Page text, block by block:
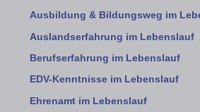
Ausbildung & Bildungsweg im
Auslandserfahrung im Lebenslauf
Berufserfahrung im Lebenslauf
EDV-Kenntnisse im Lebenslauf
Ehrenamt im Lebenslauf